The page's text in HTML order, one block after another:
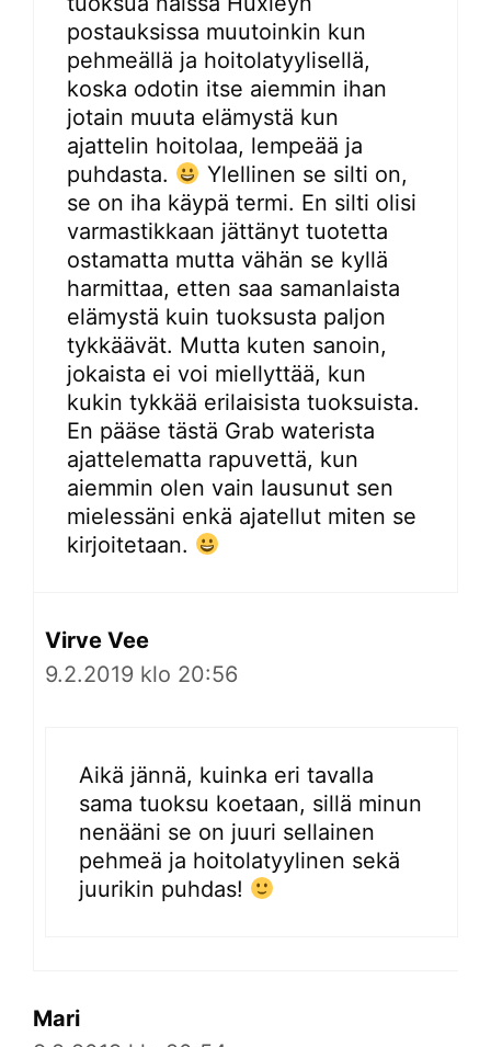
postauksissa muutoinkin kun
pehmeällä ja hoitolatyylisellä,
koska odotin itse aiemmin ihan
jotain muuta elämystä kun
ajattelin hoitolaa, lempeää ja
puhdasta.
Ylellinen se silti on,
se on iha käypä termi. En silti olisi
varmastikkaan jättänyt tuotetta
ostamatta mutta vähän se kyllä
harmittaa, etten saa samanlaista
elämystä kuin tuoksusta paljon
tykkäävät. Mutta kuten sanoin,
jokaista ei voi miellyttää, kun
kukin tykkää erilaisista tuoksuista.
En pääse tästä Grab waterista
ajattelematta rapuvettä, kun
aiemmin olen vain lausunut sen
mielessäni enkä ajatellut miten se
kirjoitetaan.
Virve Vee
9.2.2019 klo 20:56
Aikä jännä, kuinka eri tavalla
sama tuoksu koetaan, sillä minun
nenääni se on juuri sellainen
pehmeä ja hoitolatyylinen sekä
juurikin puhdas!
Mari